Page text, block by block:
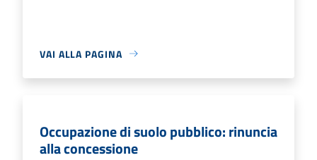
VAI ALLA PAGINA
Occupazione di suolo pubblico: rinuncia
alla concessione